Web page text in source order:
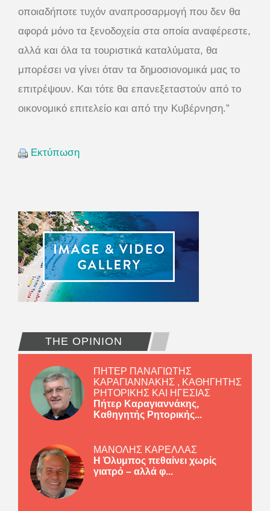
οποιαδήποτε τυχόν αναπροσαρμογή που δεν θα
αφορά μόνο τα ξενοδοχεία στα οποία αναφέρεστε,
αλλά και όλα τα τουριστικά καταλύματα, θα
μπορέσει να γίνει όταν τα δημοσιονομικά μας το
επιτρέψουν. Και τότε θα επανεξεταστούν από το
οικονομικό επιτελείο και από την Κυβέρνηση.”
Εκτύπωση
THE OPINION
ΠΗΤΕΡ ΠΑΝΑΓΙΩΤΗΣ
ΚΑΡΑΓΙΑΝΝΑΚΗΣ , ΚΑΘΗΓΗΤΗΣ
ΡΗΤΟΡΙΚΗΣ ΚΑΙ ΗΓΕΣΙΑΣ
Πήτερ Καραγιαννάκης,
Καθηγητής Ρητορικής...
ΜΑΝΟΛΗΣ ΚΑΡΕΛΛΑΣ
Η Όλυμπος πεθαίνει χωρίς
γιατρό – αλλά φ...